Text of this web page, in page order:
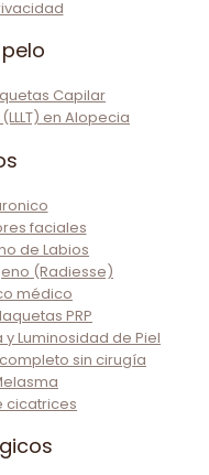
Capilar
en Alopecia
faciales
de Labios
(Radiesse)
médico
PRP
Luminosidad de Piel
sin cirugía
cicatrices